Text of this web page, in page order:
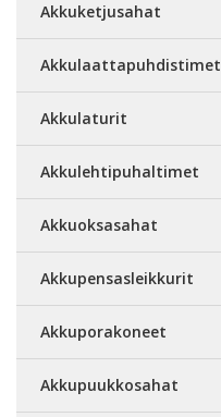
Akkuketjusahat
Akkulaattapuhdistimet
Akkulaturit
Akkulehtipuhaltimet
Akkuoksasahat
Akkupensasleikkurit
Akkuporakoneet
Akkupuukkosahat